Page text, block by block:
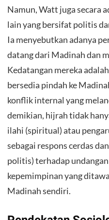
Namun, Watt juga secara
lain yang bersifat politis
Ia menyebutkan adanya
datang dari Madinah dan
Kedatangan mereka
bersedia pindah ke
konflik internal yang
demikian, hijrah tidak
ilahi (spiritual) atau
sebagai respons cerdas
politis) terhadap
kepemimpinan yang
Madinah sendiri.